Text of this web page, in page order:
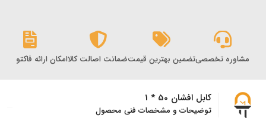
مشاوره تخصصیتضمین بهترین قیمتضمانت اصالت کالاامکان ارائه فاکتور
کابل افشان 50 * 1
توضیحات و مشخصات فنی محصول